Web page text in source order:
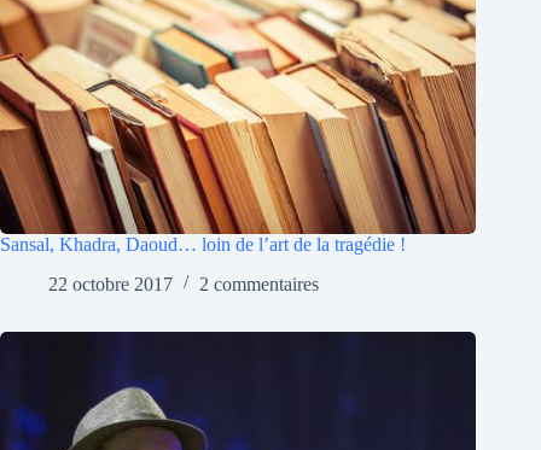
Sansal, Khadra, Daoud… loin de l’art de la tragédie !
22 octobre 2017
2 commentaires